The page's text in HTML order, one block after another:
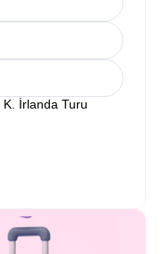
İrlanda Turu